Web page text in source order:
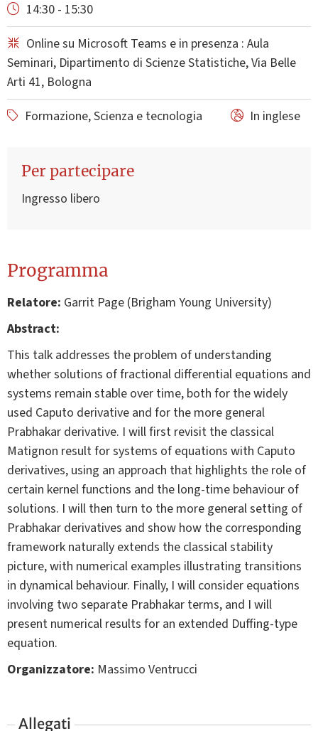
14:30 - 15:30
Online su Microsoft Teams e in presenza : Aula
Seminari, Dipartimento di Scienze Statistiche, Via Belle
Arti 41, Bologna
Formazione, Scienza e tecnologia
In inglese
Per partecipare
Ingresso libero
Programma
Relatore: Garrit Page (Brigham Young University)
Abstract:
This talk addresses the problem of understanding
whether solutions of fractional differential equations and
systems remain stable over time, both for the widely
used Caputo derivative and for the more general
Prabhakar derivative. I will first revisit the classical
Matignon result for systems of equations with Caputo
derivatives, using an approach that highlights the role of
certain kernel functions and the long-time behaviour of
solutions. I will then turn to the more general setting of
Prabhakar derivatives and show how the corresponding
framework naturally extends the classical stability
picture, with numerical examples illustrating transitions
in dynamical behaviour. Finally, I will consider equations
involving two separate Prabhakar terms, and I will
present numerical results for an extended Duffing-type
equation.
Organizzatore: Massimo Ventrucci
Allegati